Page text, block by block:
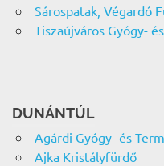
Sárospatak, Végardó
Tiszaújváros Gyógy-
DUNÁNTÚL
Agárdi Gyógy- és
Ajka Kristályfürdő